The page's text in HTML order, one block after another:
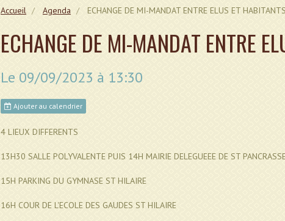
Accueil Agenda ECHANGE DE MI-MANDAT ENTRE ELUS ET
ECHANGE DE MI-MANDAT ENTRE
Le 09/09/2023à 13:30
Ajouter au calendrier
4 LIEUX DIFFERENTS
13H30 SALLE POLYVALENTE PUIS 14H MAIRIE DELEGUEEE DE ST
15H PARKING DU GYMNASE ST HILAIRE
16H COUR DE L'ECOLE DES GAUDES ST HILAIRE